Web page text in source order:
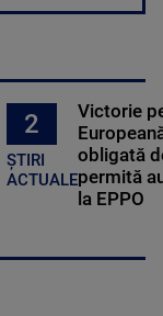
2
ȘTIRI
ACTUALE
Victorie
obligată
permită
la EPPO